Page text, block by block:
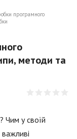
програмного
методи та
Чим у своїй
важливі